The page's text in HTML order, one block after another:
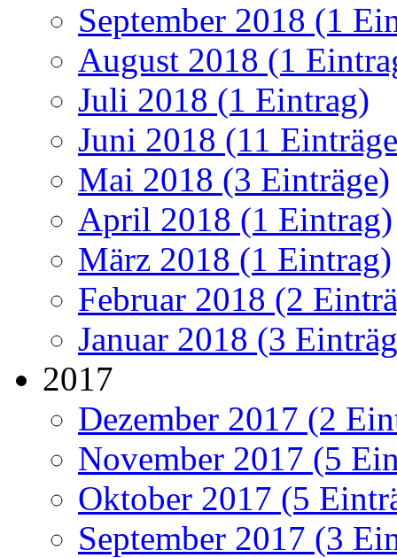
September 2018 (1
August 2018 (1
Juli 2018 (1 Eintrag)
Juni 2018 (11
Mai 2018 (3 Einträge)
April 2018 (1 Eintrag)
März 2018 (1 Eintrag)
Februar 2018 (2
Januar 2018 (3
2017
Dezember 2017 (2
November 2017 (5
Oktober 2017 (5
September 2017 (3